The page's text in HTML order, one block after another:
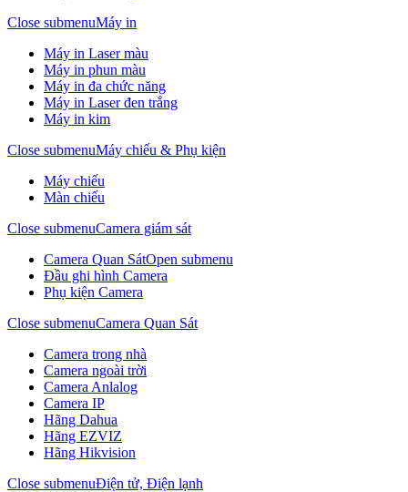
Close submenuMáy in
Máy in Laser màu
Máy in phun màu
Máy in đa chức năng
Máy in Laser đen trắng
Máy in kim
Close submenuMáy chiếu & Phụ kiện
Máy chiếu
Màn chiếu
Close submenuCamera giám sát
Camera Quan SátOpen submenu
Đầu ghi hình Camera
Phụ kiện Camera
Close submenuCamera Quan Sát
Camera trong nhà
Camera ngoài trời
Camera Anlalog
Camera IP
Hãng Dahua
Hãng EZVIZ
Hãng Hikvision
Close submenuĐiện tử, Điện lạnh